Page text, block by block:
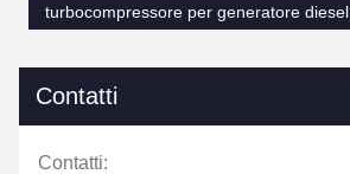
turbocompressore per generatore diesel
Contatti
Contatti: